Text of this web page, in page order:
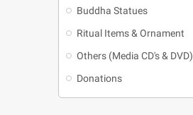
Buddha Statues
Ritual Items & Ornament
Others (Media CD's & DVD)
Donations